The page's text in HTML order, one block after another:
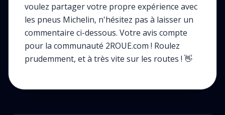
voulez partager votre propre expérience avec
les pneus Michelin, n'hésitez pas à laisser un
commentaire ci-dessous. Votre avis compte
pour la communauté 2ROUE.com ! Roulez
prudemment, et à très vite sur les routes ! 👋